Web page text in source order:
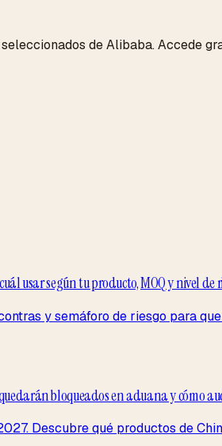
de Alibaba. Accede
usar según tu producto, MOQ y nivel de
y semáforo de riesgo para
bloqueados en aduana y cómo
Descubre qué productos de